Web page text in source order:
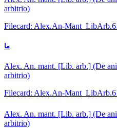
arbitrio)
Filecard: Alex.An-
ما
Alex. An. mant. [Lib. arb.] (De
arbitrio)
Filecard: Alex.An-
Alex. An. mant. [Lib. arb.] (De
arbitrio)